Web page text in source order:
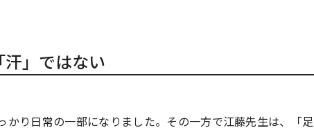
」ではない
かり日常の一部になりました。その一方で江藤先生は、「足